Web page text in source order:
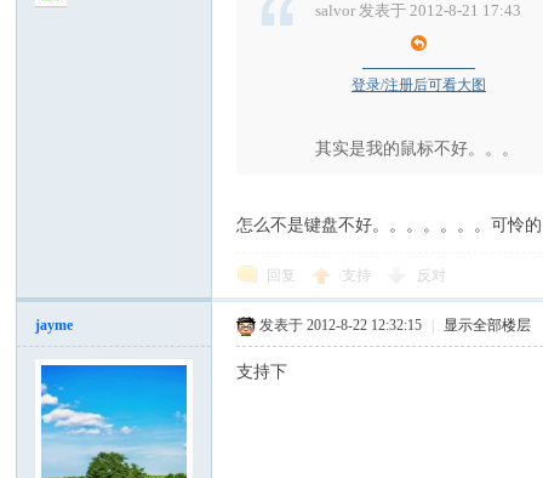
salvor 发表于 2012-8-21 17:43
登录/注册后可看大图
其实是我的鼠标不好。。。
怎么不是键盘不好。。。。。。。可怜
回复 支持 反对
jayme 发表于 2012-8-22 12:32:15 显示全部楼层
支持下